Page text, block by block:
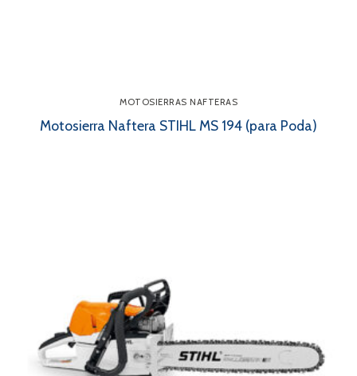
MOTOSIERRAS NAFTERAS
Motosierra Naftera STIHL MS 194 (para Poda)